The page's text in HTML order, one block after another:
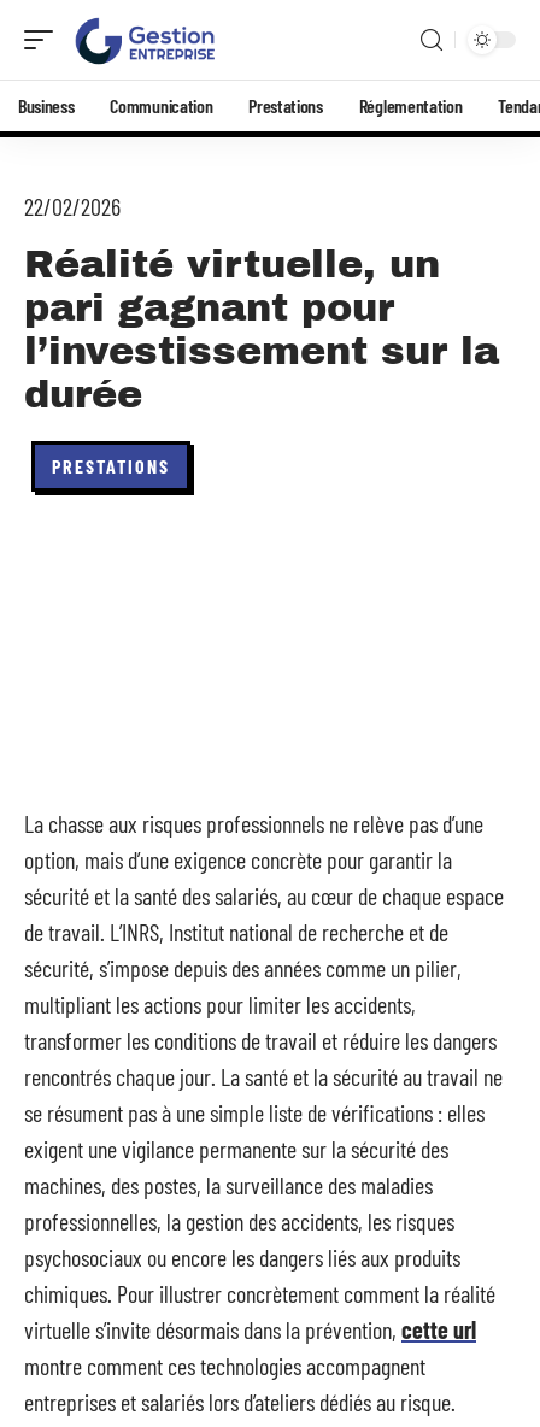
Business Communication Prestations Réglementation
22/02/2026
Réalité virtuelle, un
pari gagnant pour
l’investissement sur la
durée
PRESTATIONS
La chasse aux risques professionnels ne relève pas d’une
option, mais d’une exigence concrète pour garantir la
sécurité et la santé des salariés, au cœur de chaque espace
de travail. L’INRS, Institut national de recherche et de
sécurité, s’impose depuis des années comme un pilier,
multipliant les actions pour limiter les accidents,
transformer les conditions de travail et réduire les dangers
rencontrés chaque jour. La santé et la sécurité au travail ne
se résument pas à une simple liste de vérifications : elles
exigent une vigilance permanente sur la sécurité des
machines, des postes, la surveillance des maladies
professionnelles, la gestion des accidents, les risques
psychosociaux ou encore les dangers liés aux produits
chimiques. Pour illustrer concrètement comment la réalité
virtuelle s’invite désormais dans la prévention, cette url
montre comment ces technologies accompagnent
entreprises et salariés lors d’ateliers dédiés au risque.